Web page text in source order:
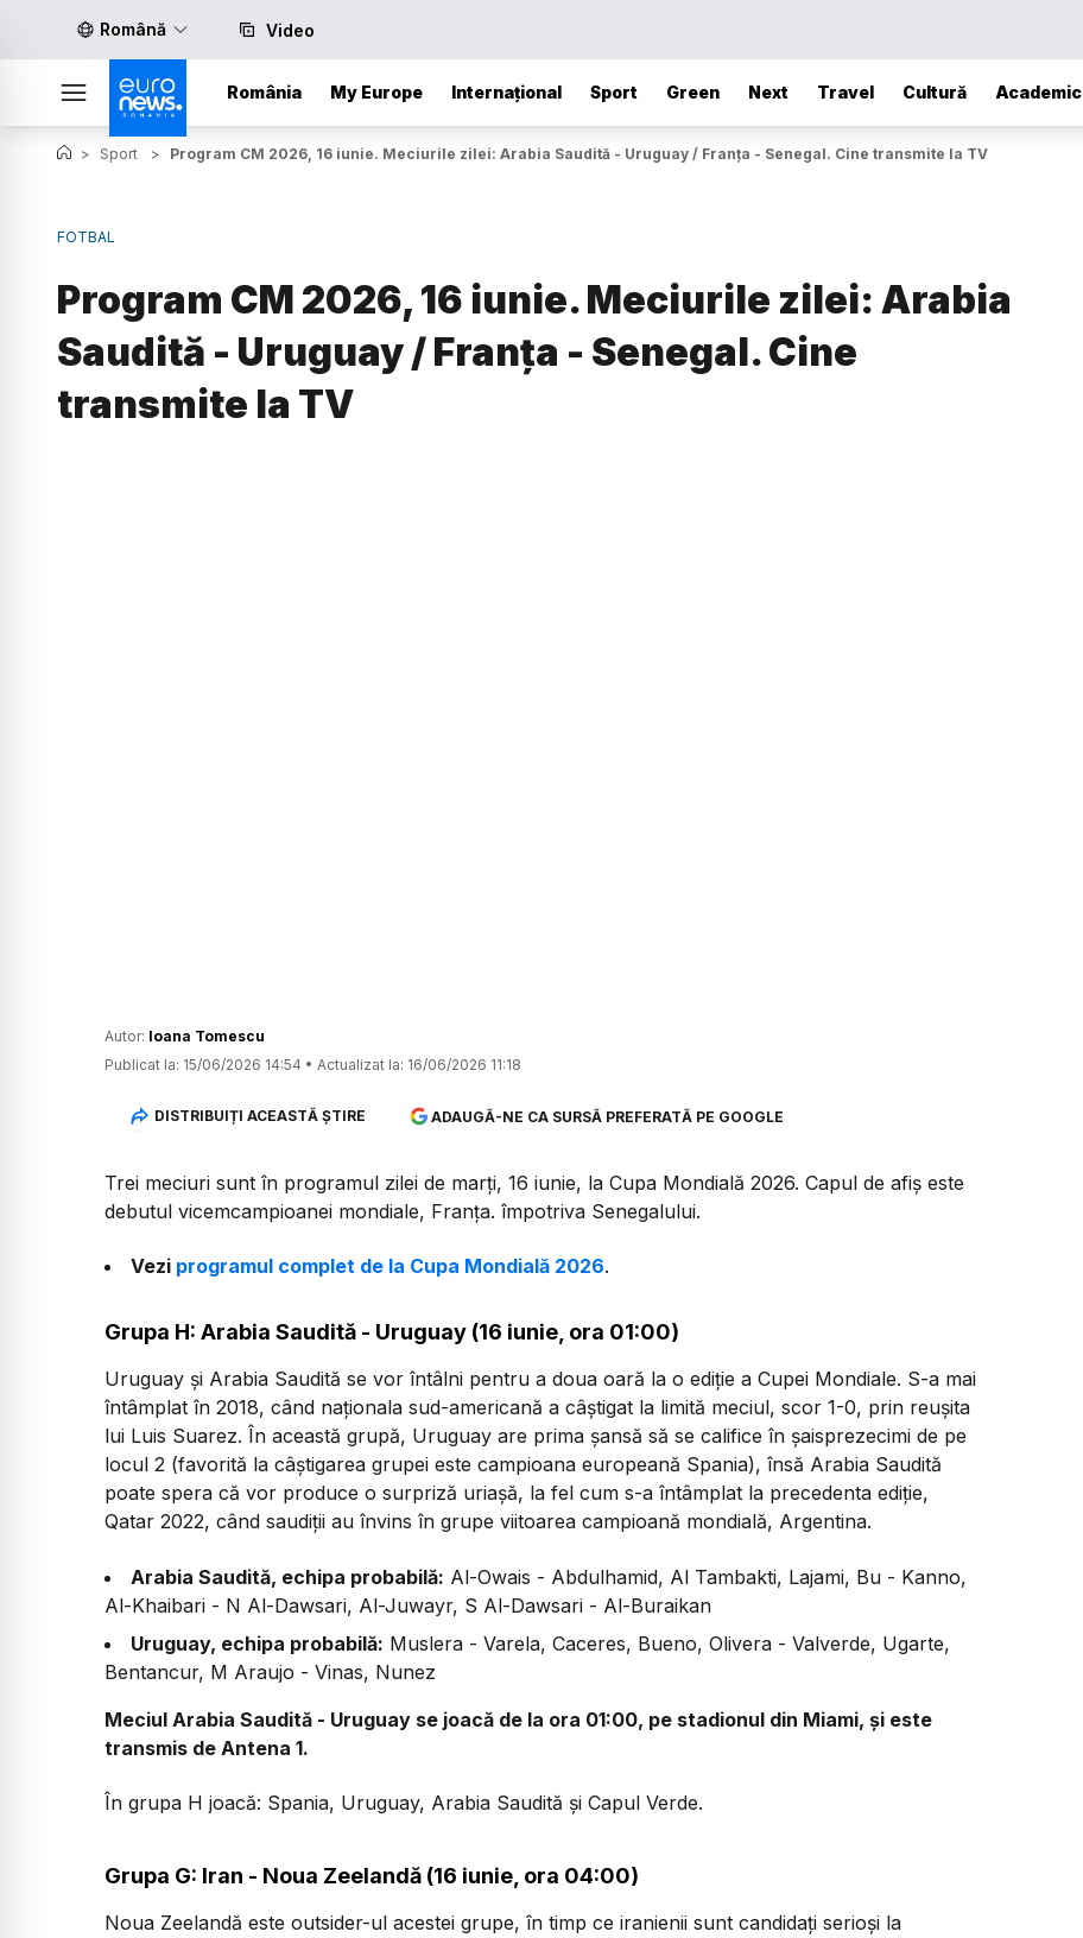
Română Video
România My Europe Internațional Sport Green Next Travel Cultură Academic
> Sport > Program CM 2026, 16 iunie. Meciurile zilei: Arabia Saudită - Uruguay / Franța - Senegal. Cine transmite la TV
FOTBAL
Program CM 2026, 16 iunie. Meciurile zilei: Arabia
Saudită - Uruguay / Franța - Senegal. Cine
transmite la TV
Autor: Ioana Tomescu
Publicat la: 15/06/2026 14:54 • Actualizat la: 16/06/2026 11:18
DISTRIBUIȚI ACEASTĂ ȘTIRE ADAUGĂ-NE CA SURSĂ PREFERATĂ PE GOOGLE
Trei meciuri sunt în programul zilei de marți, 16 iunie, la Cupa Mondială 2026. Capul de afiș este
debutul vicemcampioanei mondiale, Franța. împotriva Senegalului.
Vezi programul complet de la Cupa Mondială 2026.
Grupa H: Arabia Saudită - Uruguay (16 iunie, ora 01:00)
Uruguay și Arabia Saudită se vor întâlni pentru a doua oară la o ediție a Cupei Mondiale. S-a mai
întâmplat în 2018, când naționala sud-americană a câștigat la limită meciul, scor 1-0, prin reușita
lui Luis Suarez. În această grupă, Uruguay are prima șansă să se califice în șaisprezecimi de pe
locul 2 (favorită la câștigarea grupei este campioana europeană Spania), însă Arabia Saudită
poate spera că vor produce o surpriză uriașă, la fel cum s-a întâmplat la precedenta ediție,
Qatar 2022, când saudiții au învins în grupe viitoarea campioană mondială, Argentina.
Arabia Saudită, echipa probabilă: Al-Owais - Abdulhamid, Al Tambakti, Lajami, Bu - Kanno,
Al-Khaibari - N Al-Dawsari, Al-Juwayr, S Al-Dawsari - Al-Buraikan
Uruguay, echipa probabilă: Muslera - Varela, Caceres, Bueno, Olivera - Valverde, Ugarte,
Bentancur, M Araujo - Vinas, Nunez
Meciul Arabia Saudită - Uruguay se joacă de la ora 01:00, pe stadionul din Miami, și este
transmis de Antena 1.
În grupa H joacă: Spania, Uruguay, Arabia Saudită și Capul Verde.
Grupa G: Iran - Noua Zeelandă (16 iunie, ora 04:00)
Noua Zeelandă este outsider-ul acestei grupe, în timp ce iranienii sunt candidați serioși la